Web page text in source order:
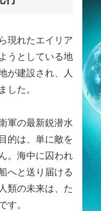
現れたエイリア
うとしている地
が建設され、人
した。
軍の最新鋭潜水
的は、単に敵を
。海中に囚われ
へと送り届ける
類の未来は、た
す。